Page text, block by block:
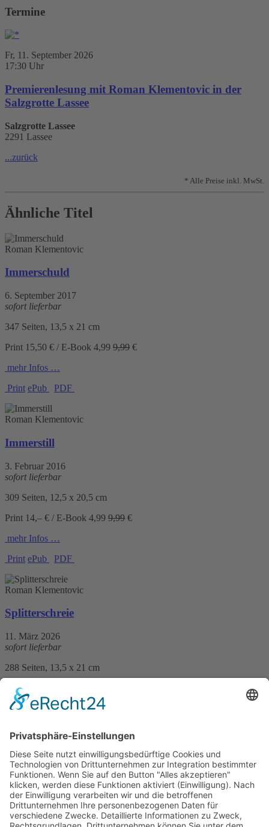
Termine
Fr, 11. September 2026
17:30 Uhr
Premierenlesung mit Roman Klementovic in der
Salzgrotte Lassee
Salzgrotte Lassee
2291 Lassee
...zurück
* Alle Preise inkl. MwSt.
Ähnliche Titel
Roman Klementovic
Immerschuld
6. September 2017
sofort lieferbar
347 Seiten, 13,5 x 21 cm
Print 15,50 € / E-Book 4,99 9,99 €
mehr Infos …
Print ePub PDF
Roman Klementovic
Immerstill
3. Februar 2016
sofort lieferbar
309 Seiten, 12,5 x 20,5 cm
Print 14,– € / E-Book 4,99 9,99 €
mehr Infos …
Print ePub PDF
Roman Klementovic
Splitterschreie
11. März 2026
sofort lieferbar
288 Seiten, 13,5 x 21 cm
Print 18,– € / E-Book 9,99 €
mehr Infos …
Roman Klementovic
Dunkelnah
10. September 2025
sofort lieferbar